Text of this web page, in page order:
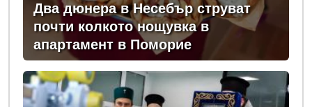
Два дюнера в Несебър струват
почти колкото нощувка в
апартамент в Поморие